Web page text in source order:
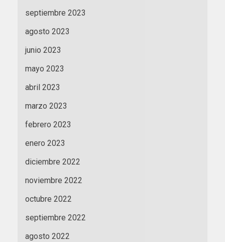
septiembre 2023
agosto 2023
junio 2023
mayo 2023
abril 2023
marzo 2023
febrero 2023
enero 2023
diciembre 2022
noviembre 2022
octubre 2022
septiembre 2022
agosto 2022